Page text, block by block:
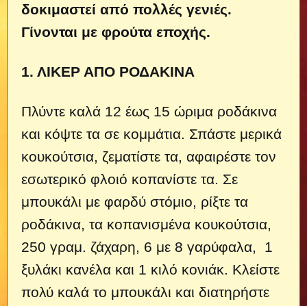
δοκιμαστεί από πολλές γενιές.
Γίνονται με φρούτα εποχής.
1. ΛΙΚΕΡ ΑΠΟ ΡΟΔΑΚΙΝΑ
Πλύντε καλά 12 έως 15 ώριμα ροδάκινα
και κόψτε τα σε κομμάτια. Σπάστε μερικά
κουκούτσια, ζεματίστε τα, αφαιρέστε τον
εσωτερικό φλοιό κοπανίστε τα. Σε
μπουκάλι με φαρδύ στόμιο, ρίξτε τα
ροδάκινα, τα κοπανισμένα κουκούτσια,
250 γραμ. ζάχαρη, 6 με 8 γαρύφαλα, 1
ξυλάκι κανέλα και 1 κιλό κονιάκ. Κλείστε
πολύ καλά το μπουκάλι και διατηρήστε